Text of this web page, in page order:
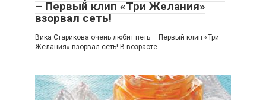
– Первый клип «Три Желания»
взорвал сеть!
Вика Старикова очень любит петь – Первый клип «Три
Желания» взорвал сеть! В возрасте